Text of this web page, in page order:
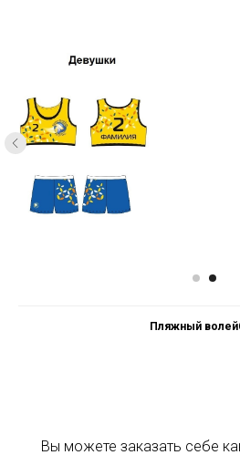
Пляжный
Вы можете заказать себе